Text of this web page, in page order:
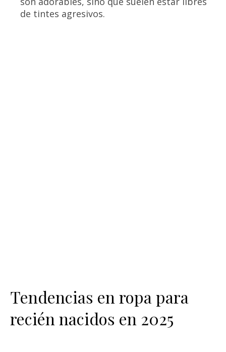
de tintes agresivos.
Tendencias en ropa para
recién nacidos en 2025